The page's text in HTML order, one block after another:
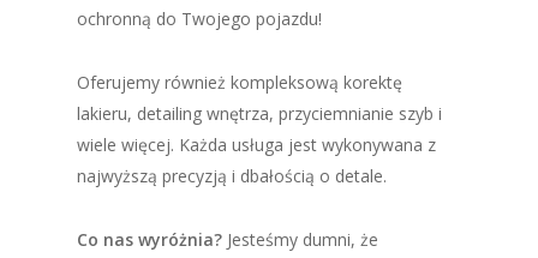
ochronną do Twojego pojazdu!
Oferujemy również kompleksową korektę
lakieru, detailing wnętrza, przyciemnianie szyb i
wiele więcej. Każda usługa jest wykonywana z
najwyższą precyzją i dbałością o detale.
Co nas wyróżnia? Jesteśmy dumni, że